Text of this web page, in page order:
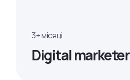
3+ місяці
Digital marketer